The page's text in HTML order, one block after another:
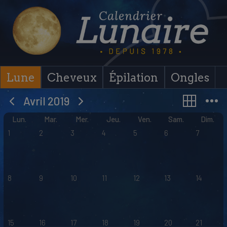
content
Lune Cheveux Épilation
Ongles
Avril 2019
Lun. Mar. Mer. Jeu. Ven. Sam.
Dim.
1
2 3 4 5 6 7
8 9 10 11 12 13 14
15 16 17 18 19 20 21